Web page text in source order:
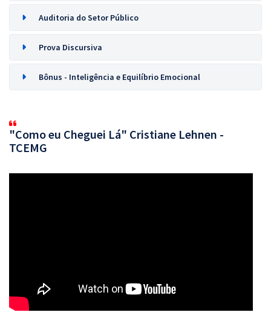
Auditoria do Setor Público
Prova Discursiva
Bônus - Inteligência e Equilíbrio Emocional
"Como eu Cheguei Lá" Cristiane Lehnen -
TCEMG